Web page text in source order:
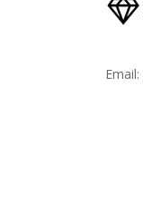
Email: